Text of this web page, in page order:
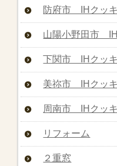
防府市 IHクッ
山陽小野田市
下関市 IHクッ
美祢市 IHクッ
周南市 IHクッ
リフォーム
２重窓